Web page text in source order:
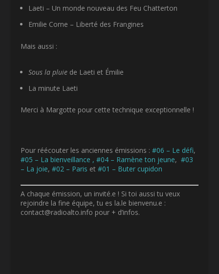
Laeti – Un monde nouveau des Feu Chatterton
Emilie Corne – Liberté des Frangines
Mais aussi :
Sous la pluie de Laeti et Émilie
La minute Laeti
Merci à Margotte pour cette technique exceptionnelle !
Pour réécouter les anciennes émissions :#06 – Le défi,
#05 – La bienveillance , #04 – Ramène ton jeune,#03
– La joie,#02 – Paris et#01 – Buter cupidon
A chaque émission, un invité.e ! Si toi aussi tu veux
rejoindre la fine équipe, tu es la.le bienvenu.e :
contact@radioalto.info pour + d’infos.